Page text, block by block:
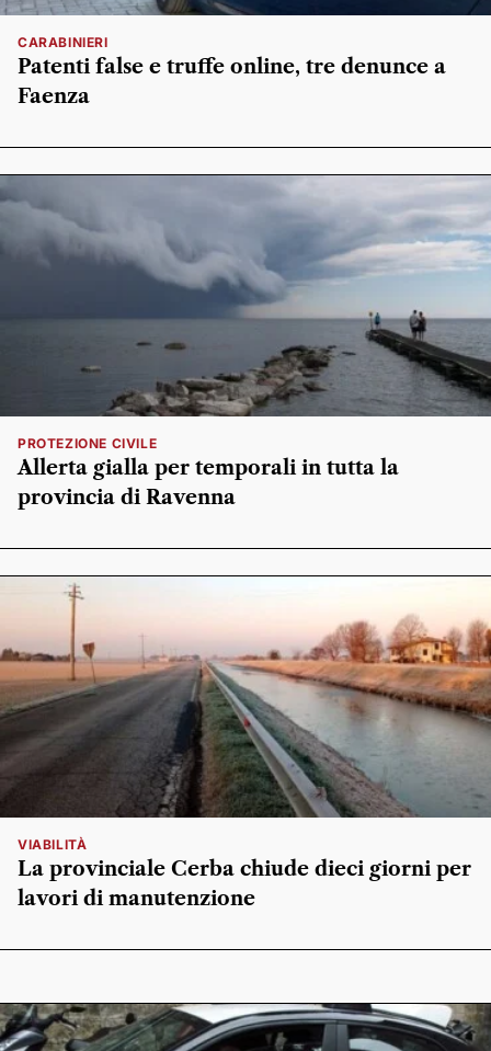
CARABINIERI
Patenti false e truffe online, tre denunce a
Faenza
PROTEZIONE CIVILE
Allerta gialla per temporali in tutta la
provincia di Ravenna
VIABILITÀ
La provinciale Cerba chiude dieci giorni per
lavori di manutenzione